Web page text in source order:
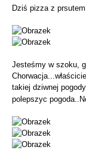
Dziś pizza z
Jesteśmy w szoku,
takiej dziwnej
polepszyc